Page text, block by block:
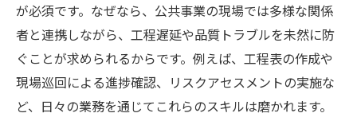
が必須です。なぜなら、公共事業の現場では多様な関係
者と連携しながら、工程遅延や品質トラブルを未然に防
ぐことが求められるからです。例えば、工程表の作成や
現場巡回による進捗確認、リスクアセスメントの実施な
ど、日々の業務を通じてこれらのスキルは磨かれます。